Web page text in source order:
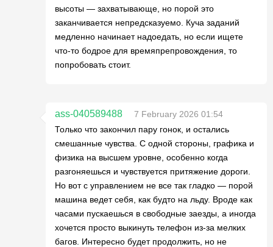
высоты — захватывающе, но порой это
заканчивается непредсказуемо. Куча заданий
медленно начинает надоедать, но если ищете
что-то бодрое для времяпрепровождения, то
попробовать стоит.
ass-040589488
7 February 2026 01:54
Только что закончил пару гонок, и остались
смешанные чувства. С одной стороны, графика и
физика на высшем уровне, особенно когда
разгоняешься и чувствуется притяжение дороги.
Но вот с управлением не все так гладко — порой
машина ведет себя, как будто на льду. Вроде как
часами пускаешься в свободные заезды, а иногда
хочется просто выкинуть телефон из-за мелких
багов. Интересно будет продолжить, но не